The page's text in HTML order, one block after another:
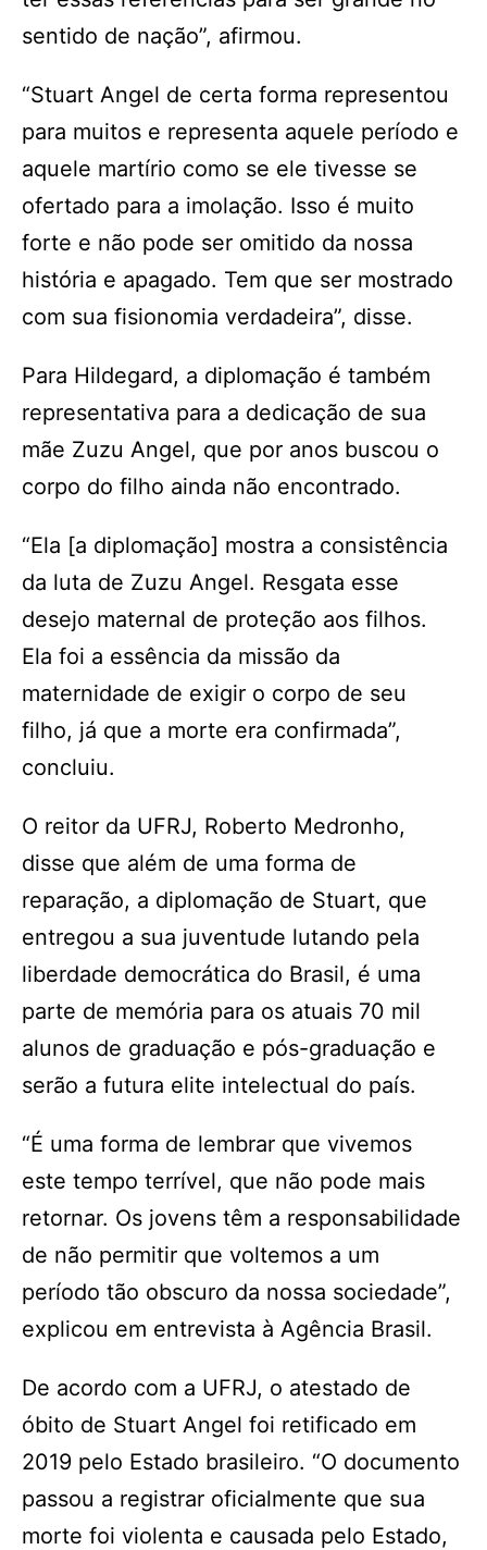
sentido de nação”, afirmou.
“Stuart Angel de certa forma representou
para muitos e representa aquele período e
aquele martírio como se ele tivesse se
ofertado para a imolação. Isso é muito
forte e não pode ser omitido da nossa
história e apagado. Tem que ser mostrado
com sua fisionomia verdadeira”, disse.
Para Hildegard, a diplomação é também
representativa para a dedicação de sua
mãe Zuzu Angel, que por anos buscou o
corpo do filho ainda não encontrado.
“Ela [a diplomação] mostra a consistência
da luta de Zuzu Angel. Resgata esse
desejo maternal de proteção aos filhos.
Ela foi a essência da missão da
maternidade de exigir o corpo de seu
filho, já que a morte era confirmada”,
concluiu.
O reitor da UFRJ, Roberto Medronho,
disse que além de uma forma de
reparação, a diplomação de Stuart, que
entregou a sua juventude lutando pela
liberdade democrática do Brasil, é uma
parte de memória para os atuais 70 mil
alunos de graduação e pós-graduação e
serão a futura elite intelectual do país.
“É uma forma de lembrar que vivemos
este tempo terrível, que não pode mais
retornar. Os jovens têm a responsabilidade
de não permitir que voltemos a um
período tão obscuro da nossa sociedade”,
explicou em entrevista à Agência Brasil.
De acordo com a UFRJ, o atestado de
óbito de Stuart Angel foi retificado em
2019 pelo Estado brasileiro. “O documento
passou a registrar oficialmente que sua
morte foi violenta e causada pelo Estado,